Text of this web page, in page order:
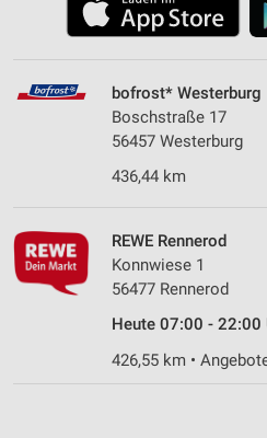
bofrost* Westerburg
Boschstraße 17
56457 Westerburg
436,44 km
REWE Rennerod
Konnwiese 1
56477 Rennerod
Heute 07:00 - 22:00
426,55 km •